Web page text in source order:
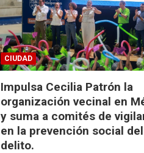
CIUDAD
Impulsa Cecilia Patrón la
organización vecinal en
y suma a comités de
en la prevención social del
delito.